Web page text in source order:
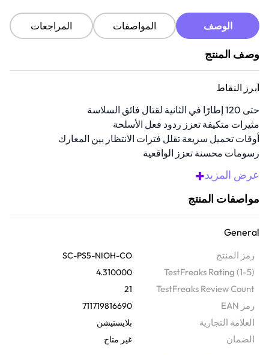
الوصف المواصفات المراجعات
وصف المنتج
أبرز النقاط
حتى 120 إطارًا في الثانية لقتال فائق السلاسة
مثيرات متكيفة تعزز ردود فعل الأسلحة
أوقات تحميل سريعة تقلل فترات الانتظار بين المعارك
رسومات محسنة تعزز الواقعية
يشمل جميع توسعات DLC الستة
عرض المزيد+
مواصفات المنتج
General
رمز المنتج SC-PS5-NIOH-CO
TestFreaks Rating (1-5)
4.310000
TestFreaks Review Count
21
رمز EAN 711719816690
‫العلامة التجارية بلايستيشن
الضمان‬ غير متاح